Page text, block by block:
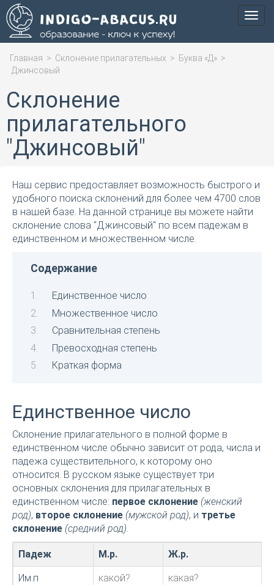
Меню
Главная > Склонение прилагательных > Буква «Д» >
Джинсовый
Склонение
прилагательного
"Джинсовый"
Наш сервис предоставляет возможность быстрого и
удобного поиска склонений для более чем 4700 слов
в нашей базе. На данной странице вы можете найти
склонение слова "Джинсовый" по всем падежам в
единственном и множественном числе.
Содержание
Единственное число
Множественное число
Сравнительная степень
Превосходная степень
Краткая форма
Единственное число
Склонение прилагательного в полной форме в
единственном числе обычно зависит от рода, числа и
падежа существительного, к которому оно
относится. В русском языке существует три
основных склонения для прилагательных в
единственном числе: первое склонение (женский
род), второе склонение (мужской род), и третье
склонение (средний род).
Падеж М.р. Ж.р.
Им.п какой? какая?